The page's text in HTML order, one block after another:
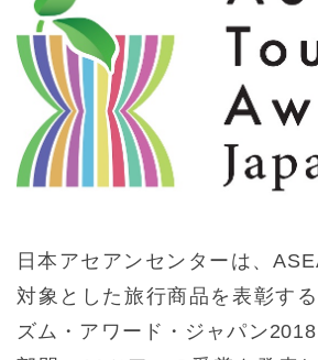
日本アセアンセンターは、
対象とした旅行商品を表彰す
ズム・アワード・ジャパン